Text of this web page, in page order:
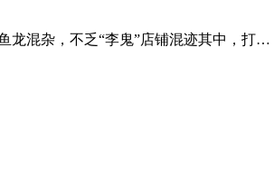
龙混杂，不乏“李鬼”店铺混迹其中，打…